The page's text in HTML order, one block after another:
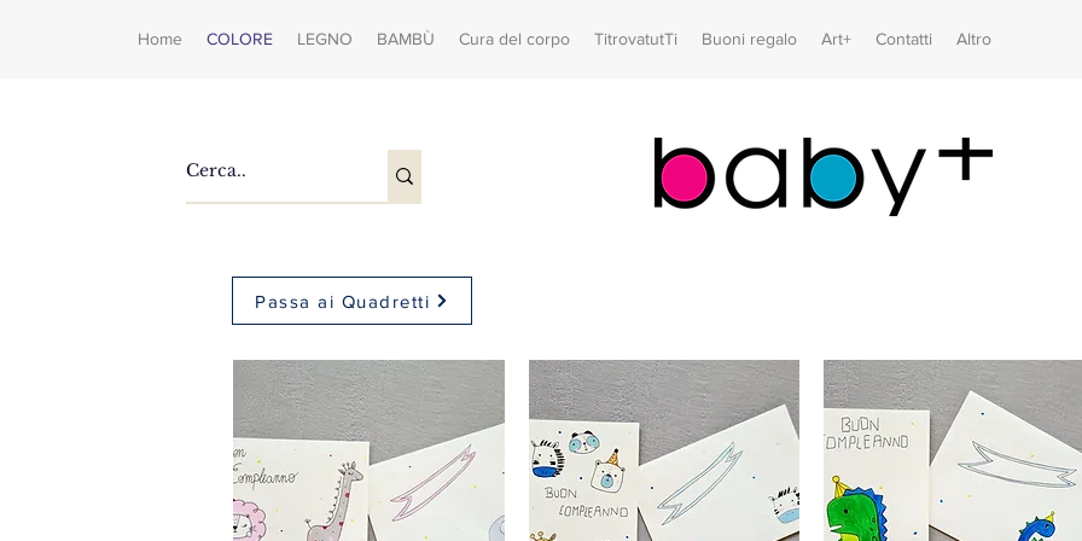
Home COLORE LEGNO BAMBÙ Cura del corpo TitrovatutTi Buoni regalo Art+ Contatti Altro
Passa ai Quadretti